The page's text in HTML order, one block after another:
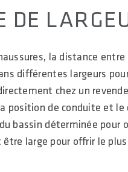
DE
la distance
différentes largeurs
chez un
position de conduite et
bassin déterminée
large pour offrir le